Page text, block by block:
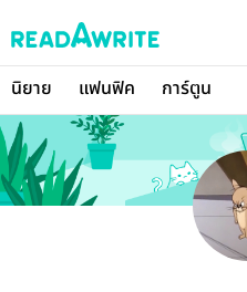
นิยาย แฟนฟิค การ์ตูน